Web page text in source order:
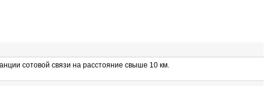
сотовой связи на расстояние свыше 10 км.